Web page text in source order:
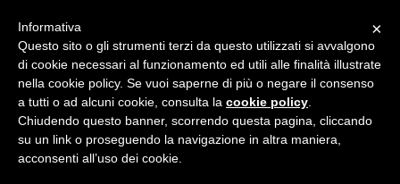
contenuto
Tel. +1 778 987 1796
Tel. +39 351 776 7276
WhatsApp +1 778 987 1796
×
Informativa
Questo sito o gli strumenti terzi da questo utilizzati si avvalgono
di cookie necessari al funzionamento ed utili alle finalità illustrate
nella cookie policy. Se vuoi saperne di più o negare il consenso
a tutti o ad alcuni cookie, consulta la cookie policy
Chiudendo questo banner, scorrendo questa pagina, cliccando
su un link o proseguendo la navigazione in altra maniera,
acconsenti all’uso dei cookie.